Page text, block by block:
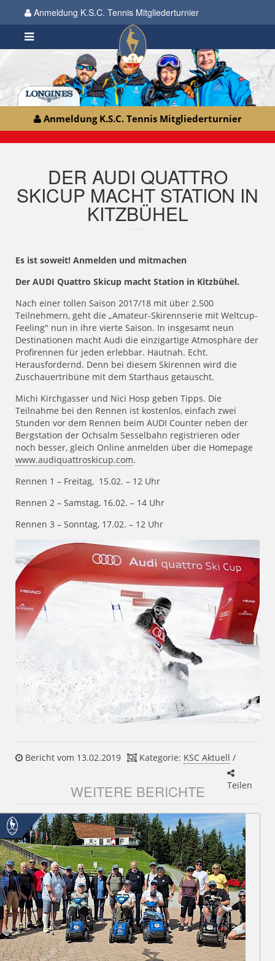
Anmeldung K.S.C. Tennis Mitgliederturnier
Anmeldung K.S.C. Tennis Mitgliederturnier
DER AUDI QUATTRO
SKICUP MACHT STATION IN
KITZBÜHEL
Es ist soweit! Anmelden und mitmachen
Der AUDI Quattro Skicup macht Station in Kitzbühel.
Nach einer tollen Saison 2017/18 mit über 2.500
Teilnehmern, geht die „Amateur-Skirennserie mit Weltcup-
Feeling" nun in ihre vierte Saison. In insgesamt neun
Destinationen macht Audi die einzigartige Atmosphäre der
Profirennen für jeden erlebbar. Hautnah. Echt.
Herausfordernd. Denn bei diesem Skirennen wird die
Zuschauertribüne mit dem Starthaus getauscht.
Michi Kirchgasser und Nici Hosp geben Tipps. Die
Teilnahme bei den Rennen ist kostenlos, einfach zwei
Stunden vor dem Rennen beim AUDI Counter neben der
Bergstation der Ochsalm Sesselbahn registrieren oder
noch besser, gleich Online anmelden über die Homepage
www.audiquattroskicup.com.
Rennen 1 – Freitag, 15.02. – 12 Uhr
Rennen 2 – Samstag, 16.02. – 14 Uhr
Rennen 3 – Sonntag, 17.02. – 12 Uhr
Bericht vom 13.02.2019 Kategorie: KSC Aktuell /
Teilen
WEITERE BERICHTE